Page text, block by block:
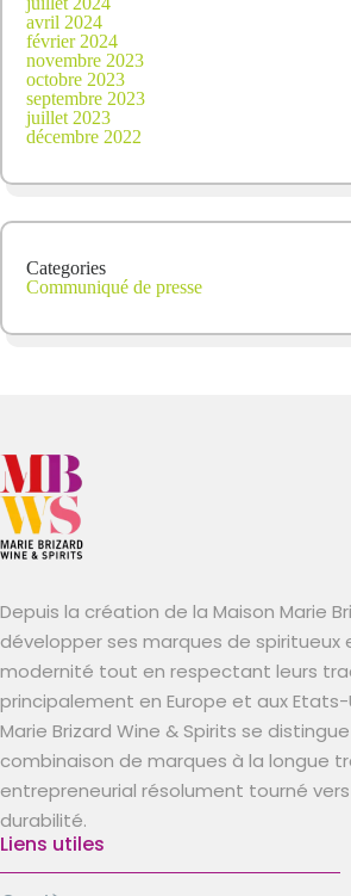
avril 2024
février 2024
novembre 2023
octobre 2023
septembre 2023
juillet 2023
décembre 2022
Categories
Communiqué de presse
Depuis la création de la Maison Marie
développer ses marques de spiritueux
modernité tout en respectant leurs
principalement en Europe et aux Etats-
Marie Brizard Wine & Spirits se
combinaison de marques à la longue
entrepreneurial résolument tourné
durabilité.
Liens utiles